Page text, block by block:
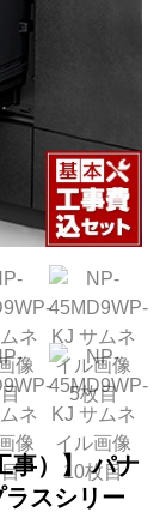
事）】 パナ
スシリー